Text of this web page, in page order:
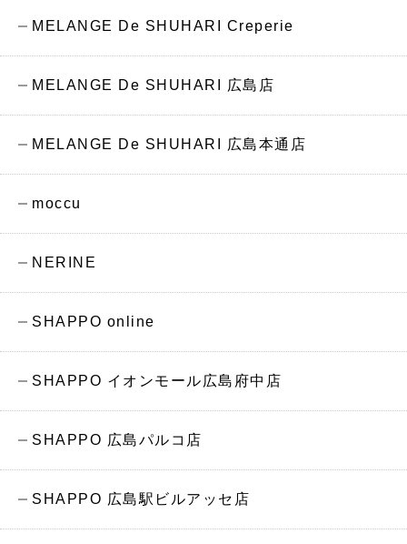
MELANGE De SHUHARI Creperie
MELANGE De SHUHARI 広島店
MELANGE De SHUHARI 広島本通店
moccu
NERINE
SHAPPO online
SHAPPO イオンモール広島府中店
SHAPPO 広島パルコ店
SHAPPO 広島駅ビルアッセ店